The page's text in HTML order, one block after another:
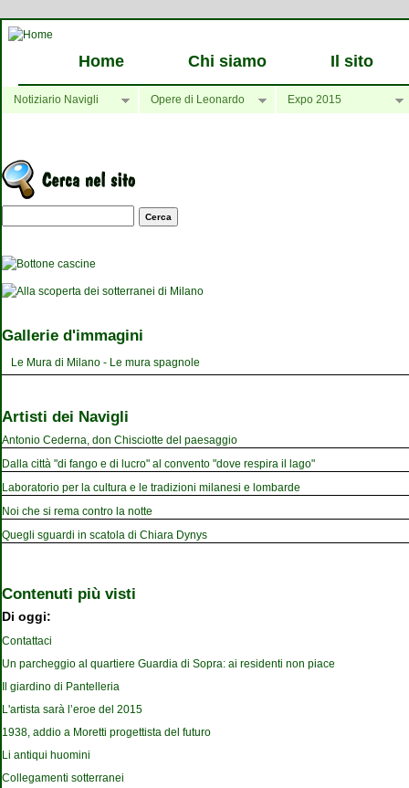
Home Chi siamo Il sito
Notiziario Navigli Opere di Leonardo Expo 2015
Maschera di ricerca
Gallerie d'immagini
Le Mura di Milano - Le mura spagnole
Artisti dei Navigli
Antonio Cederna, don Chisciotte del paesaggio
Dalla città "di fango e di lucro" al convento "dove respira il lago"
Laboratorio per la cultura e le tradizioni milanesi e lombarde
Noi che si rema contro la notte
Quegli sguardi in scatola di Chiara Dynys
Contenuti più visti
Di oggi:
Contattaci
Un parcheggio al quartiere Guardia di Sopra: ai residenti non piace
Il giardino di Pantelleria
L'artista sarà l’eroe del 2015
1938, addio a Moretti progettista del futuro
Li antiqui huomini
Collegamenti sotterranei